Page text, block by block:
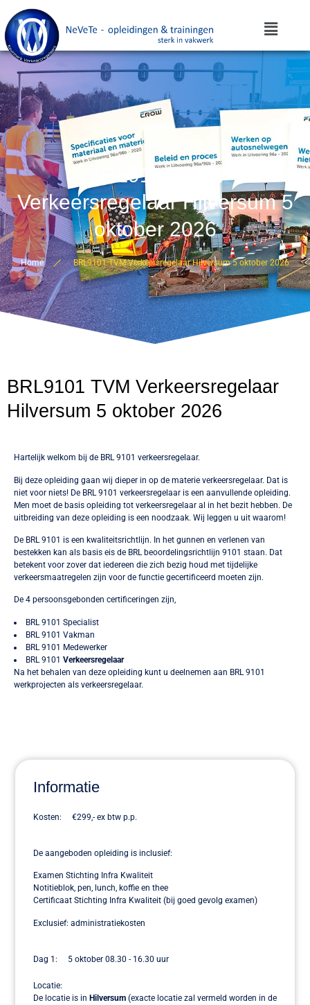
BRL9101 TVM
Verkeersregelaar Hilversum 5
oktober 2026
Home BRL9101 TVM Verkeersregelaar Hilversum 5 oktober 2026
BRL9101 TVM Verkeersregelaar
Hilversum 5 oktober 2026
Hartelijk welkom bij de BRL 9101 verkeersregelaar.
Bij deze opleiding gaan wij dieper in op de materie verkeersregelaar. Dat is
niet voor niets! De BRL 9101 verkeersregelaar is een aanvullende opleiding.
Men moet de basis opleiding tot verkeersregelaar al in het bezit hebben. De
uitbreiding van deze opleiding is een noodzaak. Wij leggen u uit waarom!
De BRL 9101 is een kwaliteitsrichtlijn. In het gunnen en verlenen van
bestekken kan als basis eis de BRL beoordelingsrichtlijn 9101 staan. Dat
betekent voor zover dat iedereen die zich bezig houd met tijdelijke
verkeersmaatregelen zijn voor de functie gecertificeerd moeten zijn.
De 4 persoonsgebonden certificeringen zijn,
BRL 9101 Specialist
BRL 9101 Vakman
BRL 9101 Medewerker
BRL 9101 Verkeersregelaar
Na het behalen van deze opleiding kunt u deelnemen aan BRL 9101
werkprojecten als verkeersregelaar.
Informatie
Kosten: €299,- ex btw p.p.
De aangeboden opleiding is inclusief:
Examen Stichting Infra Kwaliteit
Notitieblok, pen, lunch, koffie en thee
Certificaat Stichting Infra Kwaliteit (bij goed gevolg examen)
Exclusief: administratiekosten
Dag 1: 5 oktober 08.30 - 16.30 uur
Locatie:
De locatie is in Hilversum (exacte locatie zal vermeld worden in de